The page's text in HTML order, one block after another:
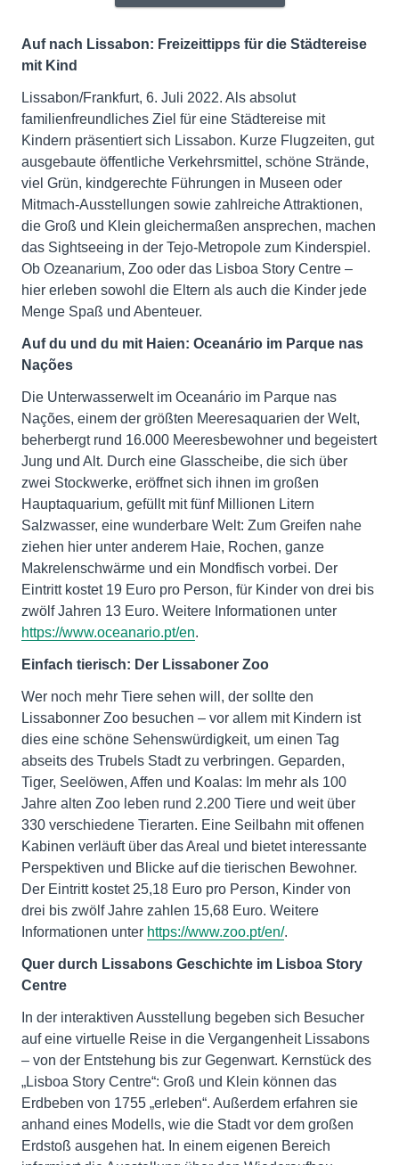
Auf nach Lissabon: Freizeittipps für die Städtereise
mit Kind
Lissabon/Frankfurt, 6. Juli 2022. Als absolut
familienfreundliches Ziel für eine Städtereise mit
Kindern präsentiert sich Lissabon. Kurze Flugzeiten, gut
ausgebaute öffentliche Verkehrsmittel, schöne Strände,
viel Grün, kindgerechte Führungen in Museen oder
Mitmach-Ausstellungen sowie zahlreiche Attraktionen,
die Groß und Klein gleichermaßen ansprechen, machen
das Sightseeing in der Tejo-Metropole zum Kinderspiel.
Ob Ozeanarium, Zoo oder das Lisboa Story Centre –
hier erleben sowohl die Eltern als auch die Kinder jede
Menge Spaß und Abenteuer.
Auf du und du mit Haien: Oceanário im Parque nas
Nações
Die Unterwasserwelt im Oceanário im Parque nas
Nações, einem der größten Meeresaquarien der Welt,
beherbergt rund 16.000 Meeresbewohner und begeistert
Jung und Alt. Durch eine Glasscheibe, die sich über
zwei Stockwerke, eröffnet sich ihnen im großen
Hauptaquarium, gefüllt mit fünf Millionen Litern
Salzwasser, eine wunderbare Welt: Zum Greifen nahe
ziehen hier unter anderem Haie, Rochen, ganze
Makrelenschwärme und ein Mondfisch vorbei. Der
Eintritt kostet 19 Euro pro Person, für Kinder von drei bis
zwölf Jahren 13 Euro. Weitere Informationen unter
https://www.oceanario.pt/en.
Einfach tierisch: Der Lissaboner Zoo
Wer noch mehr Tiere sehen will, der sollte den
Lissabonner Zoo besuchen – vor allem mit Kindern ist
dies eine schöne Sehenswürdigkeit, um einen Tag
abseits des Trubels Stadt zu verbringen. Geparden,
Tiger, Seelöwen, Affen und Koalas: Im mehr als 100
Jahre alten Zoo leben rund 2.200 Tiere und weit über
330 verschiedene Tierarten. Eine Seilbahn mit offenen
Kabinen verläuft über das Areal und bietet interessante
Perspektiven und Blicke auf die tierischen Bewohner.
Der Eintritt kostet 25,18 Euro pro Person, Kinder von
drei bis zwölf Jahre zahlen 15,68 Euro. Weitere
Informationen unter https://www.zoo.pt/en/.
Quer durch Lissabons Geschichte im Lisboa Story
Centre
In der interaktiven Ausstellung begeben sich Besucher
auf eine virtuelle Reise in die Vergangenheit Lissabons
– von der Entstehung bis zur Gegenwart. Kernstück des
„Lisboa Story Centre“: Groß und Klein können das
Erdbeben von 1755 „erleben“. Außerdem erfahren sie
anhand eines Modells, wie die Stadt vor dem großen
Erdstoß ausgehen hat. In einem eigenen Bereich